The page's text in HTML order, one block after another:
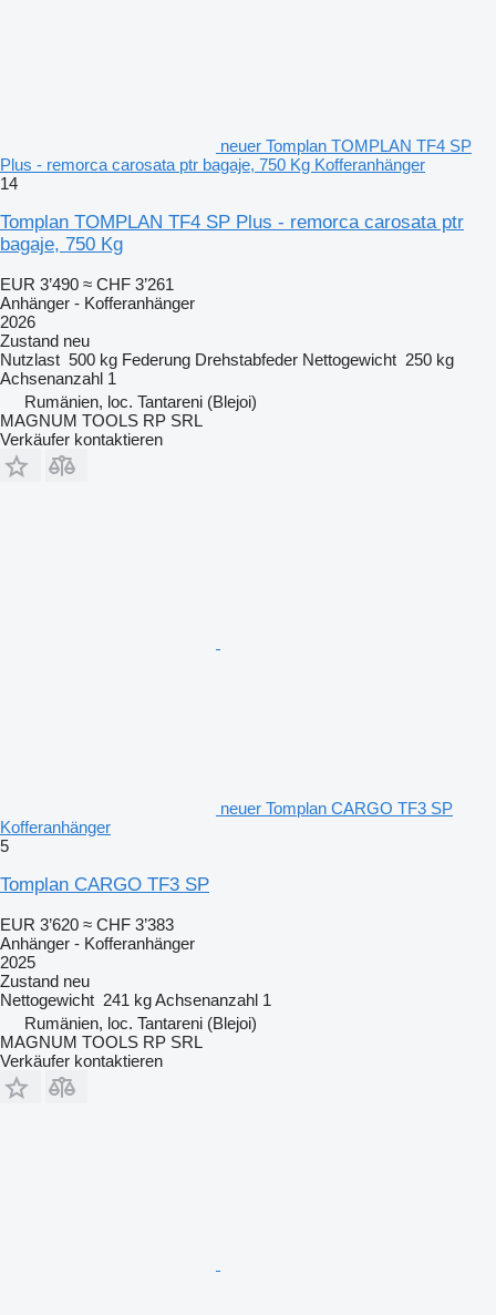
neuer Tomplan TOMPLAN TF4 SP
Plus - remorca carosata ptr bagaje, 750 Kg Kofferanhänger
14
Tomplan TOMPLAN TF4 SP Plus - remorca carosata ptr
bagaje, 750 Kg
EUR 3’490 ≈ CHF 3’261
Anhänger - Kofferanhänger
2026
Zustand neu
Nutzlast 500 kg Federung Drehstabfeder Nettogewicht 250 kg
Achsenanzahl 1
Rumänien, loc. Tantareni (Blejoi)
MAGNUM TOOLS RP SRL
Verkäufer kontaktieren
neuer Tomplan CARGO TF3 SP
Kofferanhänger
5
Tomplan CARGO TF3 SP
EUR 3’620 ≈ CHF 3’383
Anhänger - Kofferanhänger
2025
Zustand neu
Nettogewicht 241 kgAchsenanzahl 1
Rumänien, loc. Tantareni (Blejoi)
MAGNUM TOOLS RP SRL
Verkäufer kontaktieren